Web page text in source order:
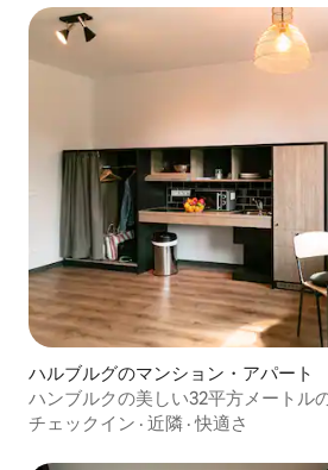
ハルブルグのマンション・アパート
ハンブルクの美しい32平方メートル
チェックイン · 近隣 ·快適さ